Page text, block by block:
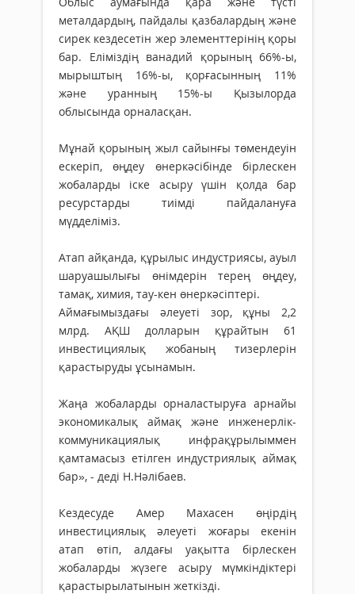
металдардың, пайдалы қазбалардың және
сирек кездесетін жер элементтерінің қоры
бар. Еліміздің ванадий қорының 66%-ы,
мырыштың 16%-ы, қорғасынның 11%
және уранның 15%-ы Қызылорда
облысында орналасқан.
Мұнай қорының жыл сайынғы төмендеуін
ескеріп, өңдеу өнеркәсібінде бірлескен
жобаларды іске асыру үшін қолда бар
ресурстарды тиімді пайдалануға
мүдделіміз.
Атап айқанда, құрылыс индустриясы, ауыл
шаруашылығы өнімдерін терең өңдеу,
тамақ, химия, тау-кен өнеркәсіптері.
Аймағымыздағы әлеуеті зор, құны 2,2
млрд. АҚШ долларын құрайтын 61
инвестициялық жобаның тизерлерін
қарастыруды ұсынамын.
Жаңа жобаларды орналастыруға арнайы
экономикалық аймақ және инженерлік-
коммуникациялық инфрақұрылыммен
қамтамасыз етілген индустриялық аймақ
бар», - деді Н.Нәлібаев.
Кездесуде Амер Махасен өңірдің
инвестициялық әлеуеті жоғары екенін
атап өтіп, алдағы уақытта бірлескен
жобаларды жүзеге асыру мүмкіндіктері
қарастырылатынын жеткізді.